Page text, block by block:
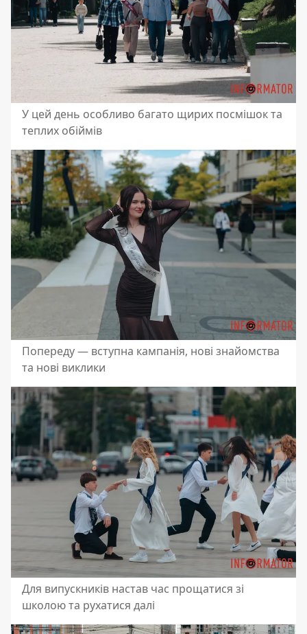
У цей день особливо багато щирих посмішок та
теплих обіймів
Попереду — вступна кампанія, нові знайомства
та нові виклики
Для випускників настав час прощатися зі
школою та рухатися далі